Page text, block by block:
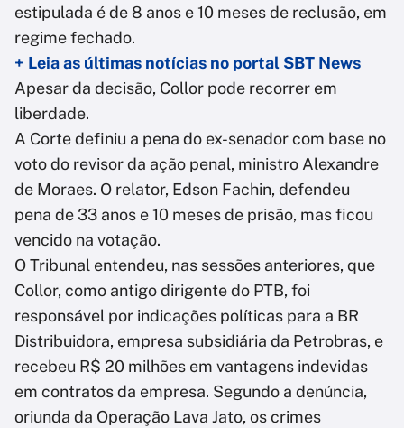
estipulada é de 8 anos e 10 meses de reclusão, em
regime fechado.
+ Leia as últimas notícias no portal SBT News
Apesar da decisão, Collor pode recorrer em
liberdade.
A Corte definiu a pena do ex-senador com base no
voto do revisor da ação penal, ministro Alexandre
de Moraes. O relator, Edson Fachin, defendeu
pena de 33 anos e 10 meses de prisão, mas ficou
vencido na votação.
O Tribunal entendeu, nas sessões anteriores, que
Collor, como antigo dirigente do PTB, foi
responsável por indicações políticas para a BR
Distribuidora, empresa subsidiária da Petrobras, e
recebeu R$ 20 milhões em vantagens indevidas
em contratos da empresa. Segundo a denúncia,
oriunda da Operação Lava Jato, os crimes